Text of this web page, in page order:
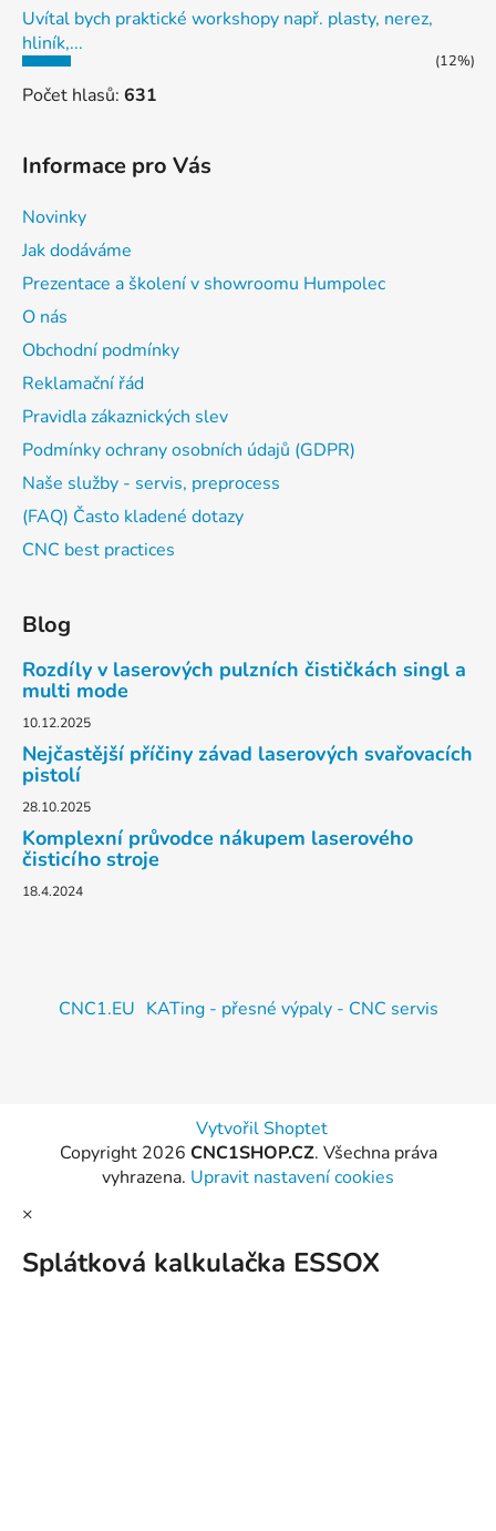
Uvítal bych praktické workshopy např. plasty, nerez,
hliník,...
(12%)
Počet hlasů: 631
Informace pro Vás
Novinky
Jak dodáváme
Prezentace a školení v showroomu Humpolec
O nás
Obchodní podmínky
Reklamační řád
Pravidla zákaznických slev
Podmínky ochrany osobních údajů (GDPR)
Naše služby - servis, preprocess
(FAQ) Často kladené dotazy
CNC best practices
Blog
Rozdíly v laserových pulzních čističkách singl a
multi mode
10.12.2025
Nejčastější příčiny závad laserových svařovacích
pistolí
28.10.2025
Komplexní průvodce nákupem laserového
čisticího stroje
18.4.2024
CNC1.EU KATing - přesné výpaly - CNC servis
Vytvořil Shoptet
Copyright 2026 CNC1SHOP.CZ. Všechna práva
vyhrazena. Upravit nastavení cookies
×
Splátková kalkulačka ESSOX